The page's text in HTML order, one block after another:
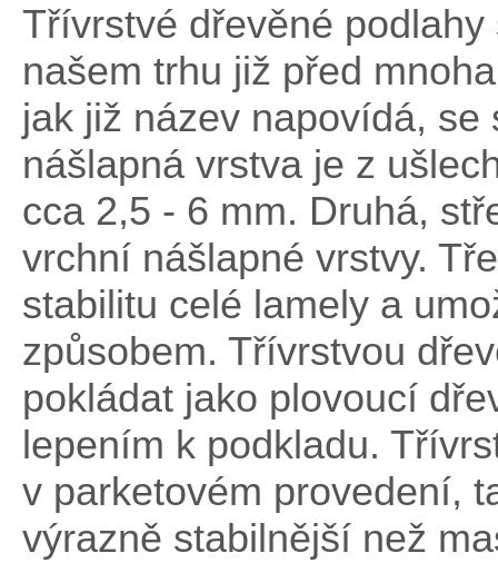
Třívrstvé dřevěné
našem trhu již před
jak již název napovídá,
nášlapná vrstva je z
cca 2,5 - 6 mm. Druhá,
vrchní nášlapné vrstvy.
stabilitu celé lamely a
způsobem. Třívrstvou
pokládat jako plovoucí
lepením k podkladu.
v parketovém provedení,
výrazně stabilnější než